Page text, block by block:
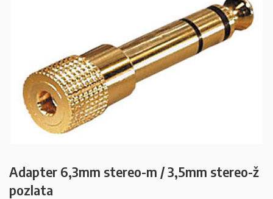
Adapter 6,3mm stereo-m / 3,5mm stereo-ž
pozlata